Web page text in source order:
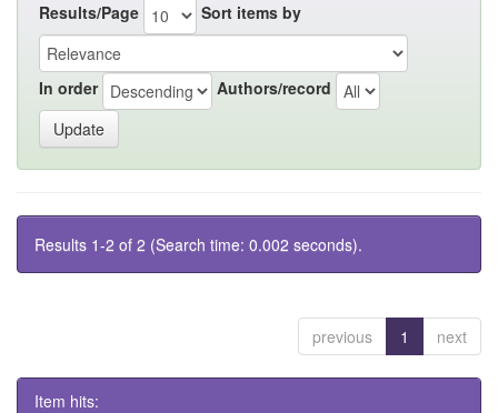
Results/Page Sort items by
In order Authors/record
Results 1-2 of 2 (Search time: 0.002 seconds).
previous 1 next
Item hits: